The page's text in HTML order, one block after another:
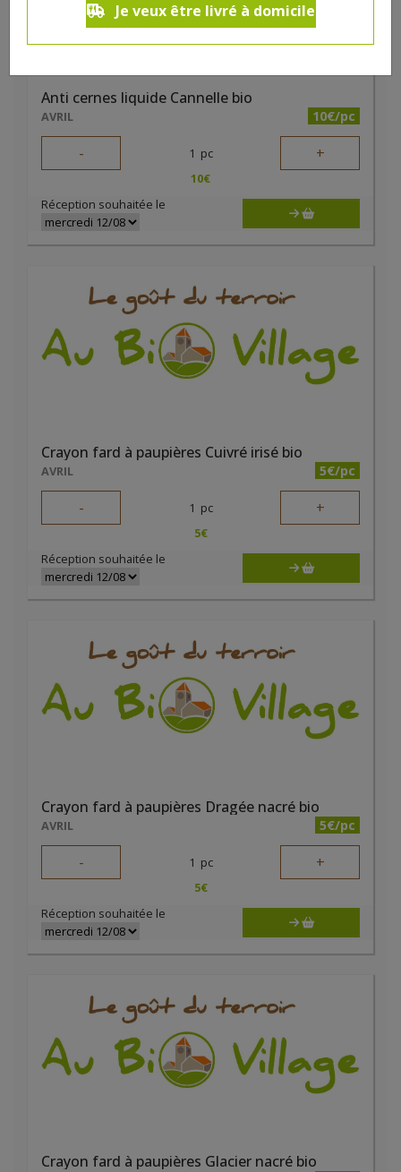
Je veux être livré à domicile
Anti cernes liquide Cannelle bio
AVRIL 10€/pc
- 1 pc +
10€
Réception souhaitée le
Crayon fard à paupières Cuivré irisé bio
AVRIL 5€/pc
- 1 pc +
5€
Réception souhaitée le
Crayon fard à paupières Dragée nacré bio
AVRIL 5€/pc
- 1 pc +
5€
Réception souhaitée le
Crayon fard à paupières Glacier nacré bio